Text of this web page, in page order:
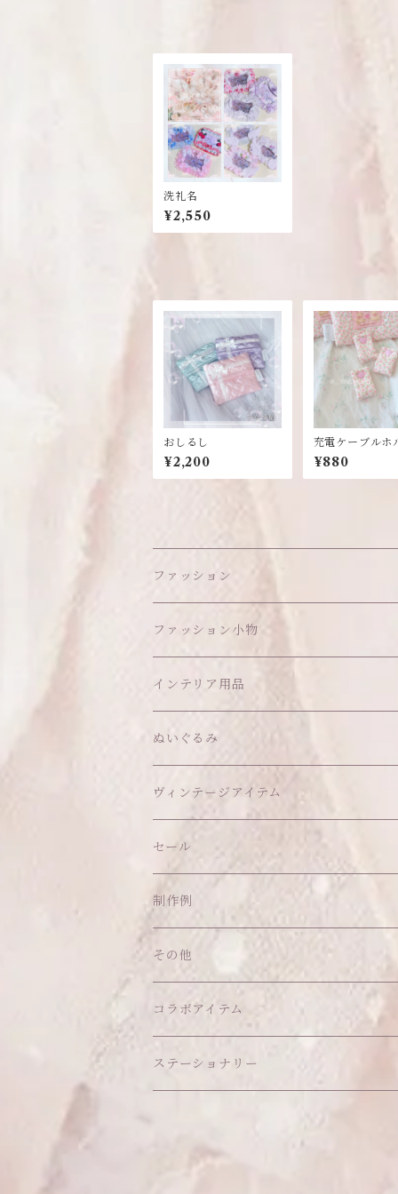
洗礼名
¥2,550
おしるし
¥2,200
充電ケーブルホ
ー：ママのハン
ドシリーズ
¥880
ファッション
ワンピース
アウター
トップス
ボトムス
ファッション小物
ヘッドアイテム
ヘアクリップ
ヘッドドレス
アクセサリー
イヤリング
ピアス
ソックス
バッグ
ショルダーバッグ
お散歩バッグ
ポーチ
コインケース
カードケース
キーホルダー
その他
インテリア用品
オブジェ
ウォールデコ
その他
ティッシュケース
クッション・座布団
ハンガー
マット
ぬいぐるみ
ぬいちゃん本体
アクセサリー
ヘッドドレス Sサイズ
ヘッドドレス Mサイズ
アウトフィット
その他
ヴィンテージアイテム
セール
制作例
その他
あこがれシリーズ
福音シリーズ
コラボアイテム
はるぽんの愛のつづき♡はるぽん生誕祭
ステーショナリー